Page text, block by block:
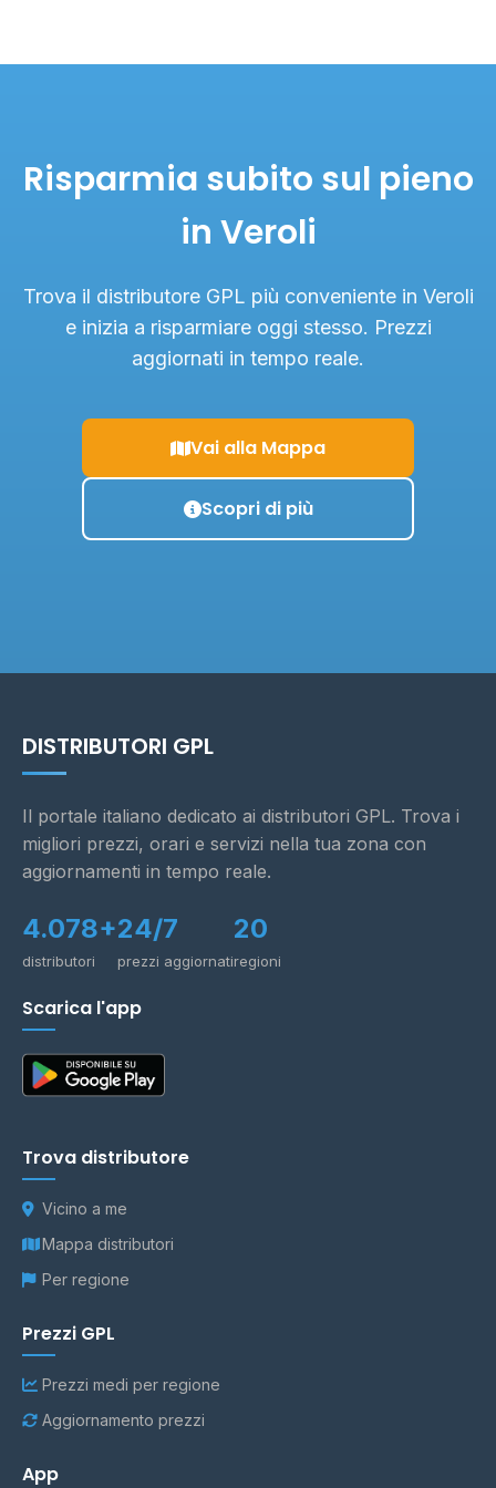
Risparmia subito sul pieno
in Veroli
Trova il distributore GPL più conveniente in Veroli
e inizia a risparmiare oggi stesso. Prezzi
aggiornati in tempo reale.
Vai alla Mappa
Scopri di più
DISTRIBUTORI GPL
Il portale italiano dedicato ai distributori GPL. Trova i
migliori prezzi, orari e servizi nella tua zona con
aggiornamenti in tempo reale.
4.078+
distributori
24/7
prezzi aggiornati
20
regioni
Scarica l'app
Trova distributore
Vicino a me
Mappa distributori
Per regione
Prezzi GPL
Prezzi medi per regione
Aggiornamento prezzi
App